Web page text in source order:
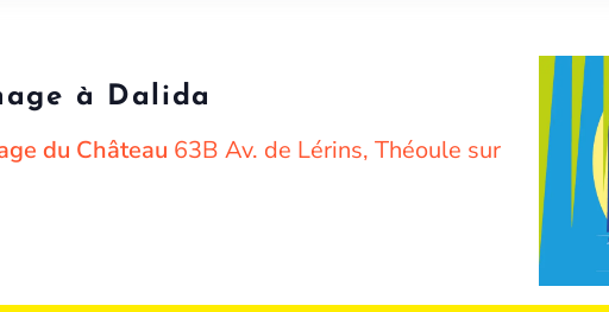
à Dalida
du Château 63B Av. de Lérins, Théoule sur